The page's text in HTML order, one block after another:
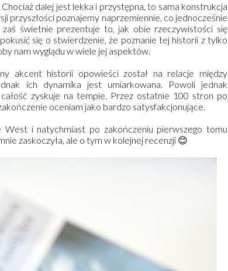
dalej jest lekka i przystępna, to sama konstrukcja
przyszłości poznajemy naprzemiennie, co jednocześnie
świetnie prezentuje to, jak obie rzeczywistości się
się o stwierdzenie, że poznanie tej historii z tylko
nam wyglądu w wiele jej aspektów.
akcent historii opowieści został na relacje między
ich dynamika jest umiarkowana. Powoli jednak
zyskuje na tempie. Przez ostatnie 100 stron po
oceniam jako bardzo satysfakcjonujące.
West i natychmiast po zakończeniu pierwszego tomu
zaskoczyła, ale o tym w kolejnej recenzji 😊